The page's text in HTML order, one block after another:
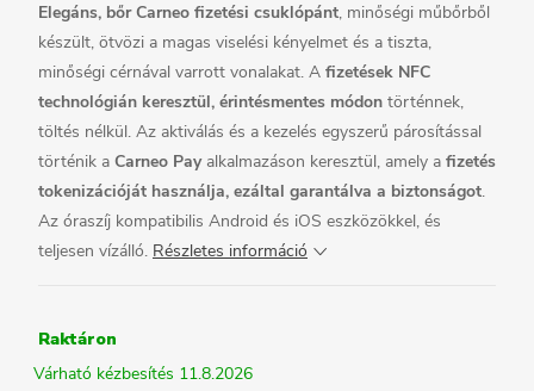
Elegáns, bőr Carneo fizetési csuklópánt, minőségi műbőrből
készült, ötvözi a magas viselési kényelmet és a tiszta,
minőségi cérnával varrott vonalakat. A fizetések NFC
technológián keresztül, érintésmentes módon történnek,
töltés nélkül. Az aktiválás és a kezelés egyszerű párosítással
történik a Carneo Payalkalmazáson keresztül, amely a fizetés
tokenizációját használja, ezáltal garantálva a biztonságot.
Az óraszíj kompatibilis Android és iOS eszközökkel, és
teljesen vízálló. Részletes információ
Raktáron
11.8.2026